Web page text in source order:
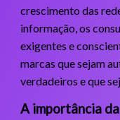
crescimento das
informação, os
exigentes e
marcas que sejam
verdadeiros e que
A importância